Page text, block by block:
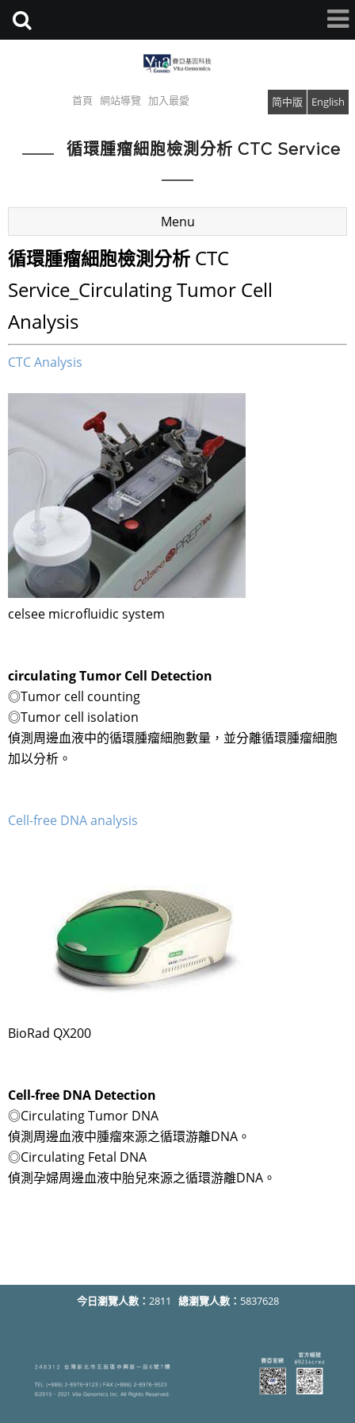
首頁 網站導覽 加入最愛 简中版 English
循環腫瘤細胞檢測分析 CTC Service
Menu
循環腫瘤細胞檢測分析 CTC
Service_Circulating Tumor Cell
Analysis
CTC Analysis
celsee microfluidic system
circulating Tumor Cell Detection
◎Tumor cell counting
◎Tumor cell isolation
偵測周邊血液中的循環腫瘤細胞數量，並分離循環腫瘤細胞
加以分析。
Cell-free DNA analysis
BioRad QX200
Cell-free DNA Detection
◎Circulating Tumor DNA
​偵測周邊血液中腫瘤來源之循環游離DNA。
◎Circulating Fetal DNA
偵測孕婦周邊血液中胎兒來源之循環游離DNA。
今日瀏覽人數： 2811 總瀏覽人數： 5837628